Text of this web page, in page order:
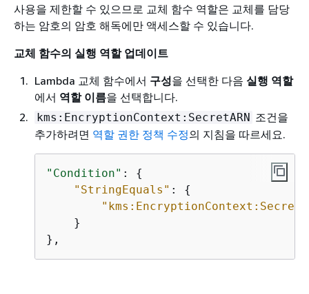
사용을 제한할 수 있으므로 교체 함수 역할은 교체를 담당
하는 암호의 암호 해독에만 액세스할 수 있습니다.
교체 함수의 실행 역할 업데이트
Lambda 교체 함수에서 구성을 선택한 다음 실행 역할
에서 역할 이름을 선택합니다.
kms:EncryptionContext:SecretARN 조건을
추가하려면 역할 권한 정책 수정의 지침을 따르세요.
"Condition" : {
"StringEquals" : {
    }
},